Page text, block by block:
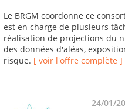
Le BRGM coordonne ce
est en charge de plusieurs
réalisation de projections du
des données d'aléas,
risque. [ voir l'offre complète ]
24/01/